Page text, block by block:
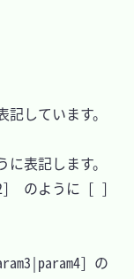
しています。
表記します。
のように [ ]
の